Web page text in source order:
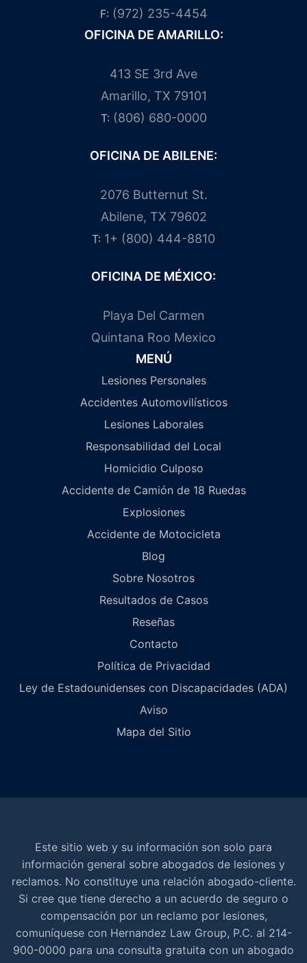
F: (972) 235-4454
OFICINA DE AMARILLO:
413 SE 3rd Ave
Amarillo, TX 79101
T: (806) 680-0000
OFICINA DE ABILENE:
2076 Butternut St.
Abilene, TX 79602
T: 1+ (800) 444-8810
OFICINA DE MÉXICO:
Playa Del Carmen
Quintana Roo Mexico
MENÚ
Lesiones Personales
Accidentes Automovilísticos
Lesiones Laborales
Responsabilidad del Local
Homicidio Culposo
Accidente de Camión de 18 Ruedas
Explosiones
Accidente de Motocicleta
Blog
Sobre Nosotros
Resultados de Casos
Reseñas
Contacto
Política de Privacidad
Ley de Estadounidenses con Discapacidades (ADA)
Aviso
Mapa del Sitio
Este sitio web y su información son solo para
información general sobre abogados de lesiones y
reclamos. No constituye una relación abogado-cliente.
Si cree que tiene derecho a un acuerdo de seguro o
compensación por un reclamo por lesiones,
comuníquese con Hernandez Law Group, P.C. al 214-
900-0000 para una consulta gratuita con un abogado